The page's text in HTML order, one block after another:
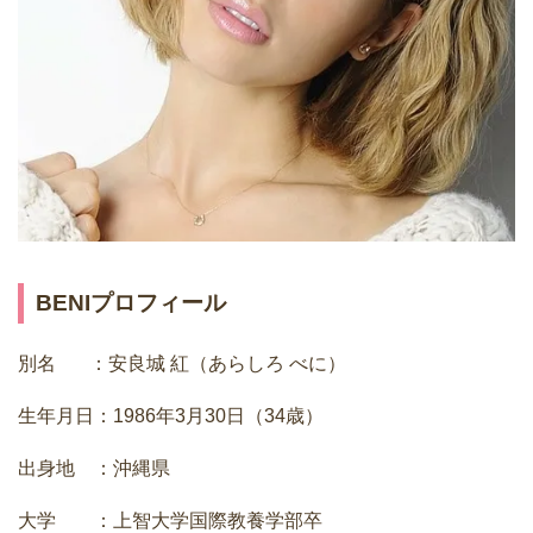
BENIプロフィール
別名 ：安良城 紅（あらしろ べに）
生年月日：1986年3月30日（34歳）
出身地 ：沖縄県
大学 ：上智大学国際教養学部卒